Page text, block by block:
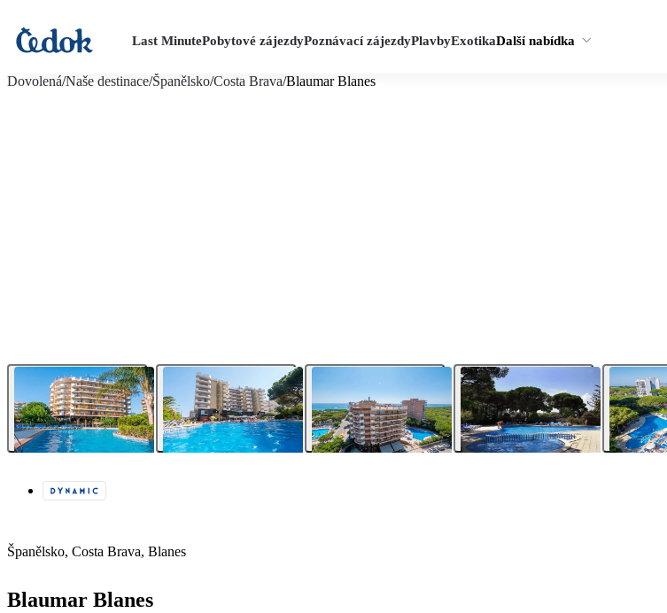
Last MinutePobytové zájezdyPoznávací zájezdyPlavbyExotikaDalší nabídka
Dovolená/Naše destinace/Španělsko/Costa Brava/Blaumar Blanes
Španělsko, Costa Brava, Blanes
Blaumar Blanes